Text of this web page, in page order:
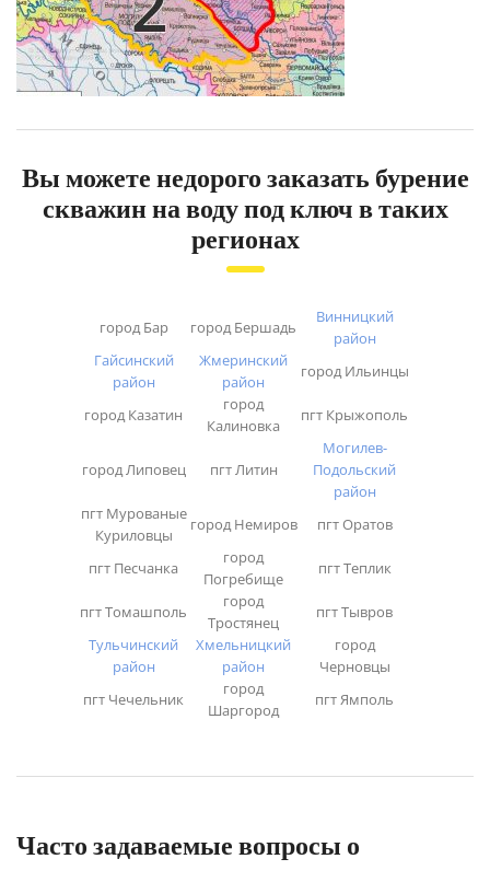
Вы можете недорого заказать бурение
скважин на воду под ключ в таких
регионах
город Бар город Бершадь
Винницкий
район
Гайсинский
район
Жмеринский
район
город Ильинцы
город Казатин
город
Калиновка
пгт Крыжополь
город Липовец пгт Литин
Могилев-
Подольский
район
пгт Мурованые
Куриловцы
город Немиров пгт Оратов
пгт Песчанка
город
Погребище
пгт Теплик
пгт Томашполь
город
Тростянец
пгт Тывров
Тульчинский
район
Хмельницкий
район
город
Черновцы
пгт Чечельник
город
Шаргород
пгт Ямполь
Часто задаваемые вопросы о